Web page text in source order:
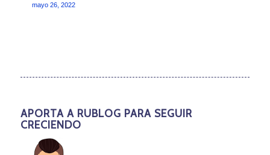
mayo 26, 2022
APORTA A RUBLOG PARA SEGUIR
CRECIENDO